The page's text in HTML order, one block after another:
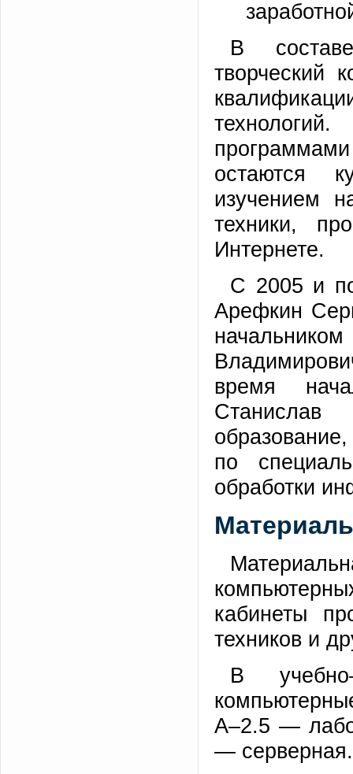
В
творческий
остаются
изучением
техники,
Интернете.
С 2005 и
Арефкин
время
по
обработки
кабинеты
техников и
В
А–2.5 —
— серверная.